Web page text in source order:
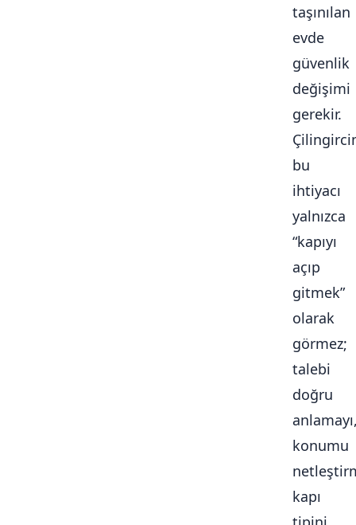
taşınılan
evde
güvenlik
değişimi
gerekir.
bu
ihtiyacı
yalnızca
“kapıyı
açıp
gitmek”
olarak
görmez;
talebi
doğru
konumu
kapı